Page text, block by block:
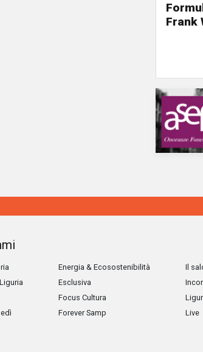
Frank
Energia & Ecosostenibilità
Esclusiva
Focus Cultura
Forever Samp
Il
Live